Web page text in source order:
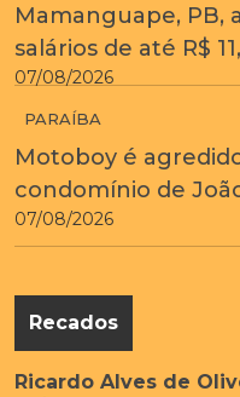
Mamanguape, PB,
salários de até R$
07/08/2026
PARAÍBA
Motoboy é
condomínio de
07/08/2026
Recados
Ricardo Alves de